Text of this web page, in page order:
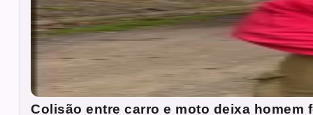
Colisão entre carro e moto deixa homem